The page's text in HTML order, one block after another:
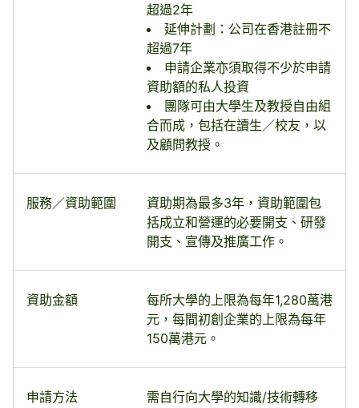
超過2年
延伸計劃：公司在香港註冊不
超過7年
申請企業亦須取得不少於申請
資助額的私人投資
團隊可由大學生及教授自由組
合而成，包括在讀生／校友，以
及顧問教授。
服務／資助範圍
資助期為最多3年，資助範圍包
括成立和營運的必要開支、研發
開支、宣傳及推廣工作。
資助金額
每所大學的上限為每年1,280萬港
元，每間初創企業的上限為每年
150萬港元。
申請方法
需自行向大學的知識/技術轉移